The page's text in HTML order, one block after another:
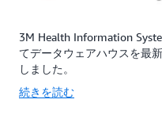
3M Health Information
てデータウェアハウスを最
しました。
続きを読む